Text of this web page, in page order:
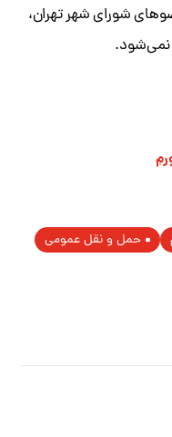
شورای شهر تهران،
نمی‌شود.
حمل و نقل عمومی